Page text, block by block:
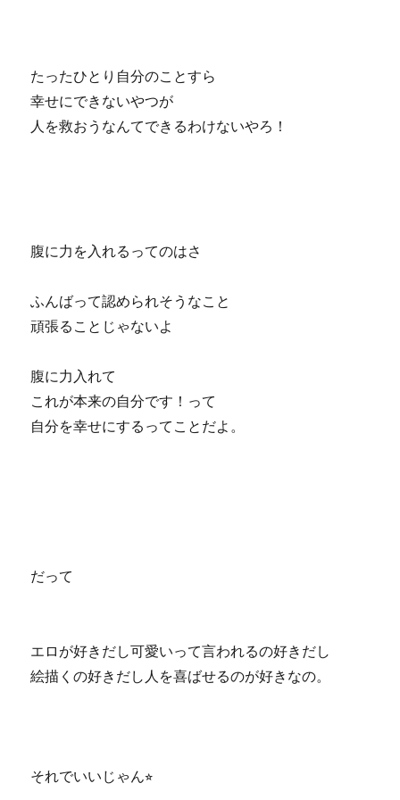
たったひとり自分のことすら
幸せにできないやつが
人を救おうなんてできるわけないやろ！
腹に力を入れるってのはさ
ふんばって認められそうなこと
頑張ることじゃないよ
腹に力入れて
これが本来の自分です！って
自分を幸せにするってことだよ。
だって
エロが好きだし可愛いって言われるの好きだし
絵描くの好きだし人を喜ばせるのが好きなの。
それでいいじゃん⭐︎